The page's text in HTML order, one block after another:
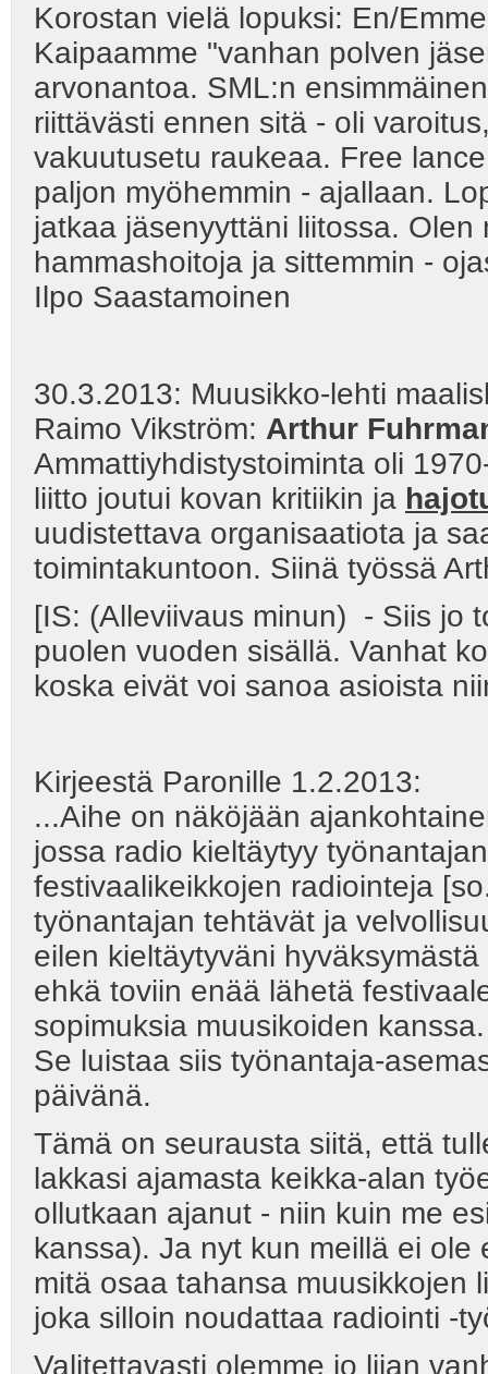
Korostan vielä lopuksi: En/
Kaipaamme "vanhan polven
arvonantoa. SML:n
riittävästi ennen sitä - oli
vakuutusetu raukeaa. Free
paljon myöhemmin - ajallaan.
jatkaa jäsenyyttäni liitossa.
hammashoitoja ja sittemmin -
Ilpo Saastamoinen
30.3.2013: Muusikko-lehti
Raimo Vikström: Arthur
Ammattiyhdistystoiminta oli
liitto joutui kovan kritiikin ja
uudistettava organisaatiota ja
toimintakuntoon. Siinä työssä
[IS: (Alleviivaus minun) - Siis jo
puolen vuoden sisällä. Vanhat
koska eivät voi sanoa asioista
Kirjeestä Paronille 1.2.2013:
...Aihe on näköjään
jossa radio kieltäytyy
festivaalikeikkojen radiointeja
työnantajan tehtävät ja
eilen kieltäytyväni
ehkä toviin enää lähetä
sopimuksia muusikoiden
Se luistaa siis työnantaja-
päivänä.
Tämä on seurausta siitä, että
lakkasi ajamasta keikka-alan
ollutkaan ajanut - niin kuin me
kanssa). Ja nyt kun meillä ei
mitä osaa tahansa muusikkojen
joka silloin noudattaa radiointi -
Valitettavasti olemme jo liian